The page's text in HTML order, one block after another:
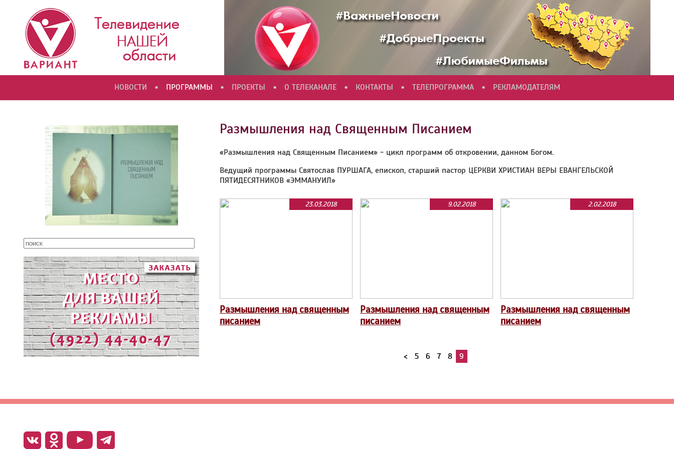
НОВОСТИ • ПРОГРАММЫ • ПРОЕКТЫ • О ТЕЛЕКАНАЛЕ • КОНТАКТЫ • ТЕЛЕПРОГРАММА • РЕКЛАМОДАТЕЛЯМ
Размышления над Cвященным Писанием
«Размышления над Священным Писанием» - цикл программ об откровении, данном Богом.
Ведущий программы Святослав ПУРШАГА, епископ, старший пастор ЦЕРКВИ ХРИСТИАН ВЕРЫ ЕВАНГЕЛЬСКОЙ
ПЯТИДЕСЯТНИКОВ «ЭММАНУИЛ»
23.03.2018
Размышления над священным
писанием
9.02.2018
Размышления над священным
писанием
2.02.2018
Размышления над священным
писанием
< 5 6 7 8 9